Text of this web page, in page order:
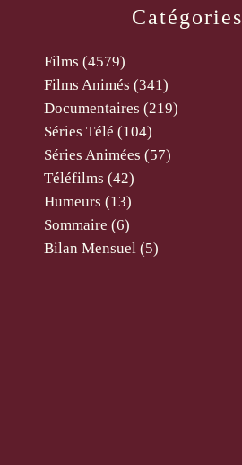
Catégories
Films (4579)
Films Animés (341)
Documentaires (219)
Séries Télé (104)
Séries Animées (57)
Téléfilms (42)
Humeurs (13)
Sommaire (6)
Bilan Mensuel (5)